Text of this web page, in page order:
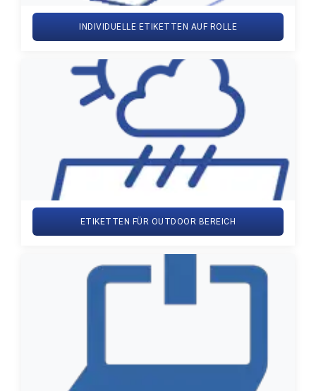
INDIVIDUELLE ETIKETTEN AUF ROLLE
ETIKETTEN FÜR OUTDOOR BEREICH